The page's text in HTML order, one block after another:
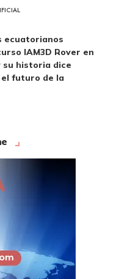
ecuatorianos
IAM3D Rover en
su historia dice
futuro de la